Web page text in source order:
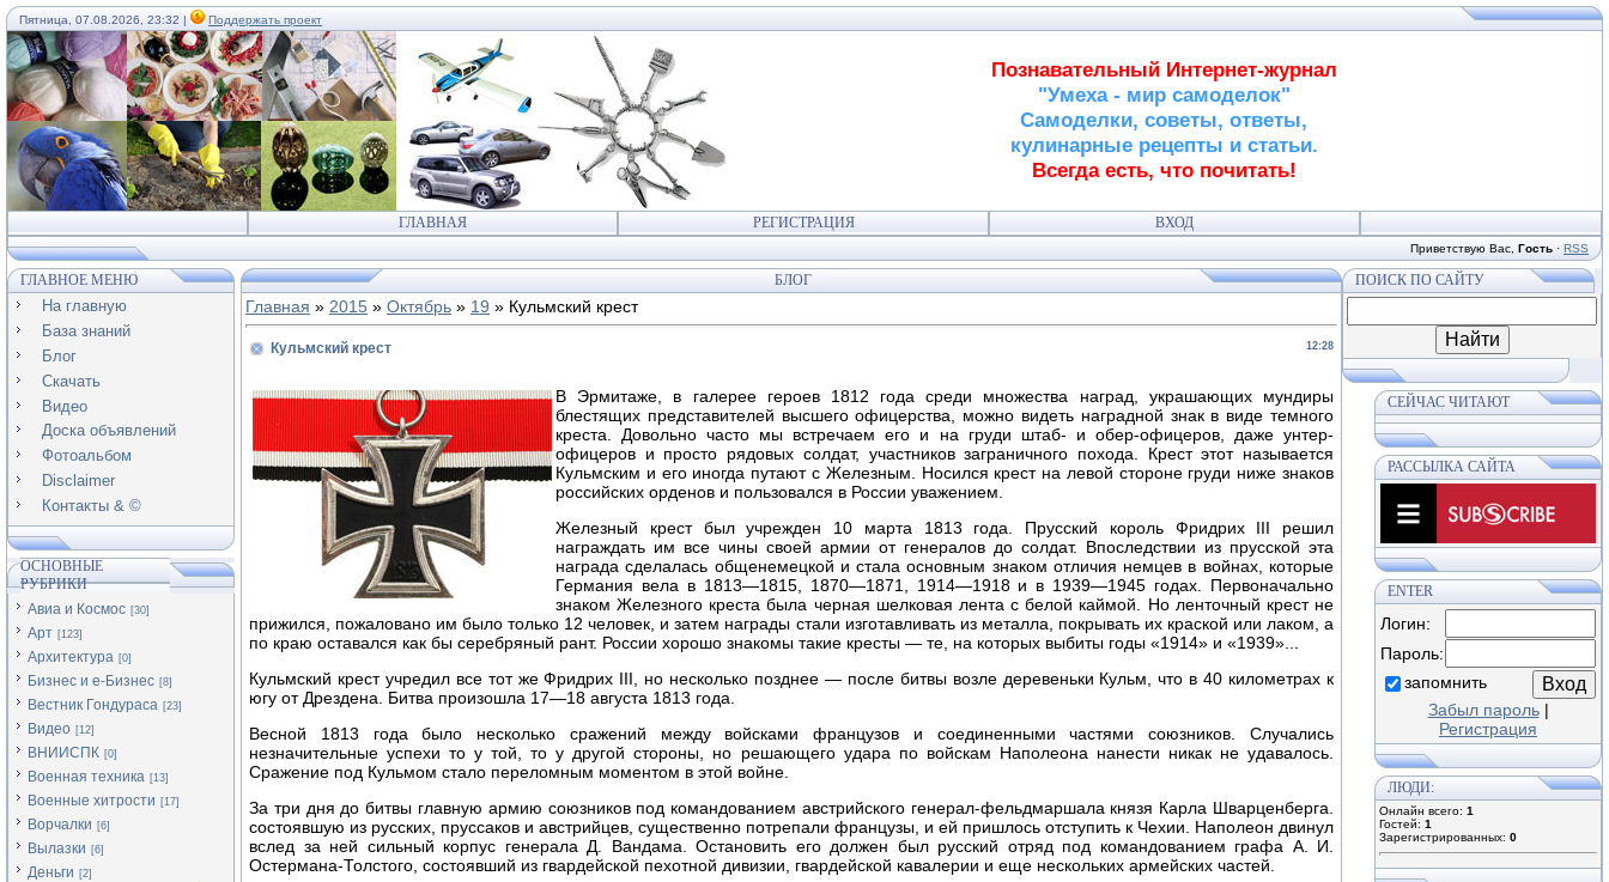
Пятница, 07.08.2026, 23:32 | Поддержать проект
Познавательный Интернет-журнал
"Умеха - мир самоделок"
Самоделки, советы, ответы,
кулинарные рецепты и статьи.
Всегда есть, что почитать!
ГЛАВНАЯ РЕГИСТРАЦИЯ ВХОД
Приветствую Вас Гость · RSS
ГЛАВНОЕ МЕНЮ
На главную
База знаний
Блог
Скачать
Видео
Доска объявлений
Фотоальбом
Disclaimer
Контакты & ©
ОСНОВНЫЕ
РУБРИКИ
Авиа и Космос [30]
Арт [123]
Архитектура [0]
Бизнес и е-Бизнес [8]
Вестник Гондураса [23]
Видео [12]
ВНИИСПК [0]
Военная техника [13]
Военные хитрости [17]
Ворчалки [6]
Вылазки [6]
Деньги [2]
БЛОГ
Главная » 2015 » Октябрь » 19 » Кульмский крест
12:28
Кульмский крест
В Эрмитаже, в галерее героев 1812 года среди множества наград, украшающих мундиры
блестящих представителей высшего офицерства, можно видеть наградной знак в виде темного
креста. Довольно часто мы встречаем его и на груди штаб- и обер-офицеров, даже унтер-
офицеров и просто рядовых солдат, участников заграничного похода. Крест этот называется
Кульмским и его иногда путают с Железным. Носился крест на левой стороне груди ниже знаков
российских орденов и пользовался в России уважением.
Железный крест был учрежден 10 марта 1813 года. Прусский король Фридрих III решил
награждать им все чины своей армии от генералов до солдат. Впоследствии из прусской эта
награда сделалась общенемецкой и стала основным знаком отличия немцев в войнах, которые
Германия вела в 1813—1815, 1870—1871, 1914—1918 и в 1939—1945 годах. Первоначально
знаком Железного креста была черная шелковая лента с белой каймой. Но ленточный крест не
прижился, пожаловано им было только 12 человек, и затем награды стали изготавливать из металла, покрывать их краской или лаком, а
по краю оставался как бы серебряный рант. России хорошо знакомы такие кресты — те, на которых выбиты годы «1914» и «1939»...
Кульмский крест учредил все тот же Фридрих III, но несколько позднее — после битвы возле деревеньки Кульм, что в 40 километрах к
югу от Дрездена. Битва произошла 17—18 августа 1813 года.
Весной 1813 года было несколько сражений между войсками французов и соединенными частями союзников. Случались
незначительные успехи то у той, то у другой стороны, но решающего удара по войскам Наполеона нанести никак не удавалось.
Сражение под Кульмом стало переломным моментом в этой войне.
За три дня до битвы главную армию союзников под командованием австрийского генерал-фельдмаршала князя Карла Шварценберга.
состоявшую из русских, пруссаков и австрийцев, существенно потрепали французы, и ей пришлось отступить к Чехии. Наполеон двинул
вслед за ней сильный корпус генерала Д. Вандама. Остановить его должен был русский отряд под командованием графа А. И.
Остермана-Толстого, состоявший из гвардейской пехотной дивизии, гвардейской кавалерии и еще нескольких армейских частей.
ПОИСК ПО САЙТУ
СЕЙЧАС ЧИТАЮТ
РАССЫЛКА САЙТА
ENTER
Логин:
Пароль:
запомнить
Забыл пароль|
Регистрация
ЛЮДИ:
Онлайн всего: 1
Гостей: 1
Зарегистрированных: 0